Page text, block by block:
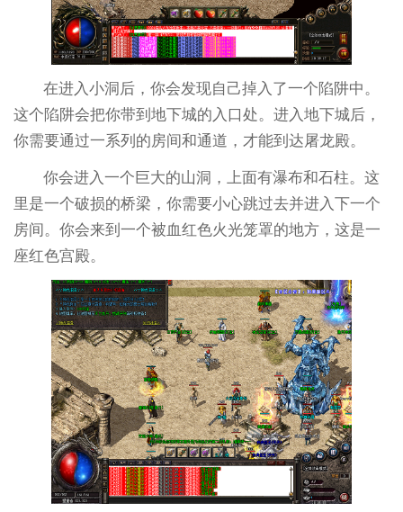
在进入小洞后，你会发现自己掉入了一个陷阱中。
这个陷阱会把你带到地下城的入口处。进入地下城后，
你需要通过一系列的房间和通道，才能到达屠龙殿。
你会进入一个巨大的山洞，上面有瀑布和石柱。这
里是一个破损的桥梁，你需要小心跳过去并进入下一个
房间。你会来到一个被血红色火光笼罩的地方，这是一
座红色宫殿。